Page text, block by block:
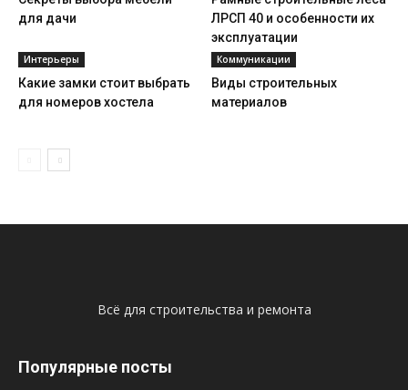
для дачи
ЛРСП 40 и особенности их
эксплуатации
Интерьеры
Какие замки стоит выбрать
для номеров хостела
Коммуникации
Виды строительных
материалов
Всё для строительства и ремонта
Популярные посты